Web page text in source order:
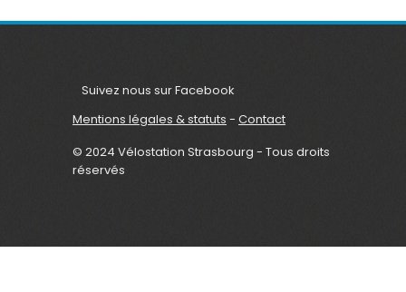
Suivez nous sur Facebook
Mentions légales & statuts - Contact
© 2024 Vélostation Strasbourg - Tous droits
réservés